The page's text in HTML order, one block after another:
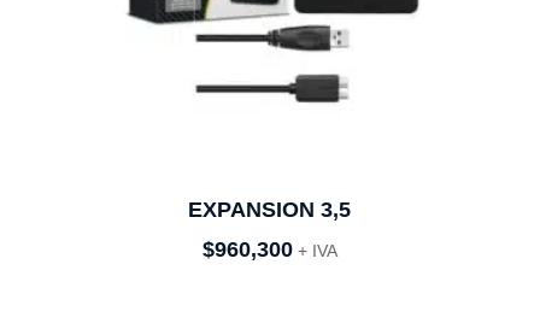
EXPANSION 3,5
$960,300 + IVA